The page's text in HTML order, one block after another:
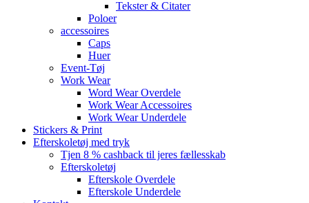
Tekster & Citater
Poloer
accessoires
Caps
Huer
Event-Tøj
Work Wear
Word Wear Overdele
Work Wear Accessoires
Work Wear Underdele
Stickers & Print
Efterskoletøj med tryk
Tjen 8 % cashback til jeres fællesskab
Efterskoletøj
Efterskole Overdele
Efterskole Underdele